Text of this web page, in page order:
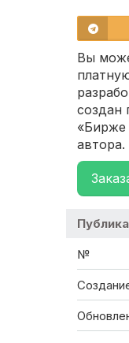
Вы
создан
«Бирже
автора.
№